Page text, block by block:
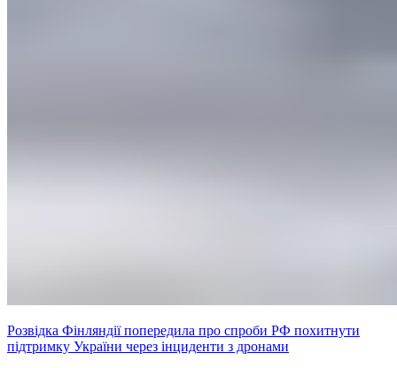
Розвідка Фінляндії попередила про спроби РФ похитнути
підтримку України через інциденти з дронами